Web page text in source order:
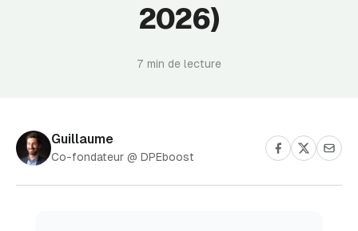
2026)
7 min de lecture
Guillaume
Co-fondateur @ DPEboost